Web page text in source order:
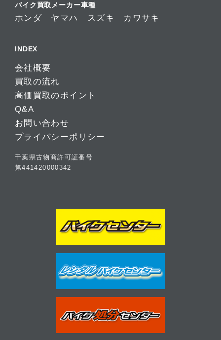
バイク買取メーカー車種
ホンダ ヤマハ スズキ カワサキ
INDEX
会社概要
買取の流れ
高価買取のポイント
Q&A
お問い合わせ
プライバシーポリシー
千葉県古物商許可証番号
第441420000342